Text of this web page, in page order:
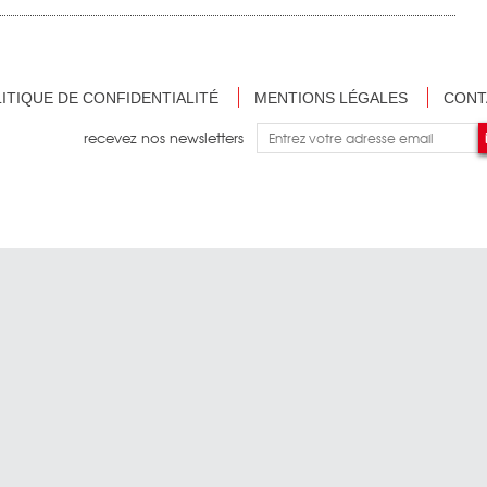
DE CONFIDENTIALITÉ MENTIONS LÉGALES
recevez nos newsletters